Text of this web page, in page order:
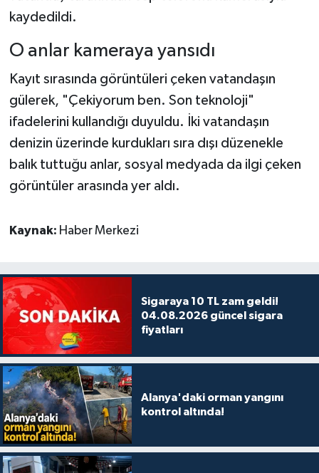
kaydedildi.
O anlar kameraya yansıdı
Kayıt sırasında görüntüleri çeken vatandaşın
gülerek, "Çekiyorum ben. Son teknoloji"
ifadelerini kullandığı duyuldu. İki vatandaşın
denizin üzerinde kurdukları sıra dışı düzenekle
balık tuttuğu anlar, sosyal medyada da ilgi çeken
görüntüler arasında yer aldı.
Kaynak: Haber Merkezi
Sigaraya 10 TL zam geldi!
04.08.2026 güncel sigara
fiyatları
Alanya'daki orman yangını
kontrol altında!